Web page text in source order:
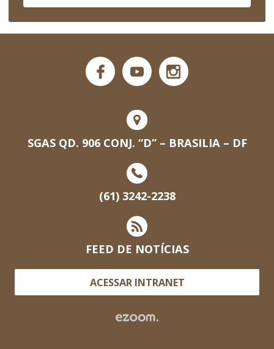
SGAS QD. 906 CONJ. “D” – BRASILIA – DF
(61) 3242-2238
FEED DE NOTÍCIAS
ACESSAR INTRANET